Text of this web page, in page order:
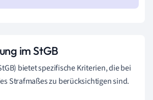
im StGB
bietet spezifische Kriterien, die bei
Strafmaßes zu berücksichtigen sind.